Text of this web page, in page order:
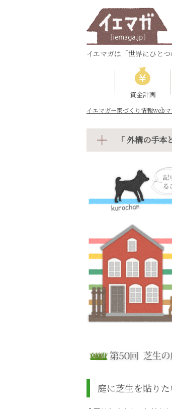
イエマガは「世界にひと
資金計画
イエマガー家づくり情報web
「 外構の手
庭に芝生を貼りた